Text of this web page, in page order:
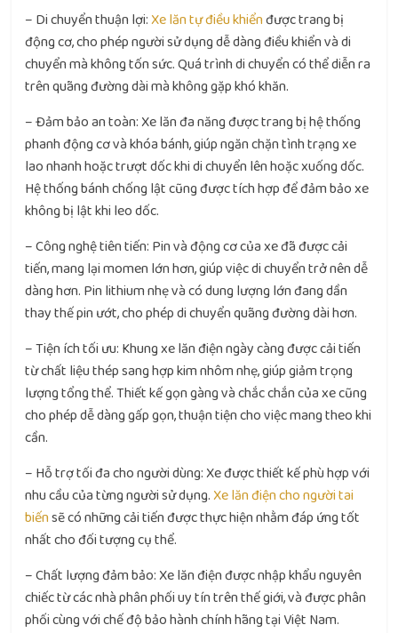
– Di chuyển thuận lợi:Xe lăn tự điều khiểnđược trang bị
động cơ, cho phép người sử dụng dễ dàng điều khiển và di
chuyển mà không tốn sức. Quá trình di chuyển có thể diễn ra
trên quãng đường dài mà không gặp khó khăn.
– Đảm bảo an toàn: Xe lăn đa năng được trang bị hệ thống
phanh động cơ và khóa bánh, giúp ngăn chặn tình trạng xe
lao nhanh hoặc trượt dốc khi di chuyển lên hoặc xuống dốc.
Hệ thống bánh chống lật cũng được tích hợp để đảm bảo xe
không bị lật khi leo dốc.
– Công nghệ tiên tiến: Pin và động cơ của xe đã được cải
tiến, mang lại momen lớn hơn, giúp việc di chuyển trở nên dễ
dàng hơn. Pin lithium nhẹ và có dung lượng lớn đang dần
thay thế pin ướt, cho phép di chuyển quãng đường dài hơn.
– Tiện ích tối ưu: Khung xe lăn điện ngày càng được cải tiến
từ chất liệu thép sang hợp kim nhôm nhẹ, giúp giảm trọng
lượng tổng thể. Thiết kế gọn gàng và chắc chắn của xe cũng
cho phép dễ dàng gấp gọn, thuận tiện cho việc mang theo khi
cần.
– Hỗ trợ tối đa cho người dùng: Xe được thiết kế phù hợp với
nhu cầu của từng người sử dụng.Xe lăn điện cho người tai
biếnsẽ có những cải tiến được thực hiện nhằm đáp ứng tốt
nhất cho đối tượng cụ thể.
– Chất lượng đảm bảo: Xe lăn điện được nhập khẩu nguyên
chiếc từ các nhà phân phối uy tín trên thế giới, và được phân
phối cùng với chế độ bảo hành chính hãng tại Việt Nam.